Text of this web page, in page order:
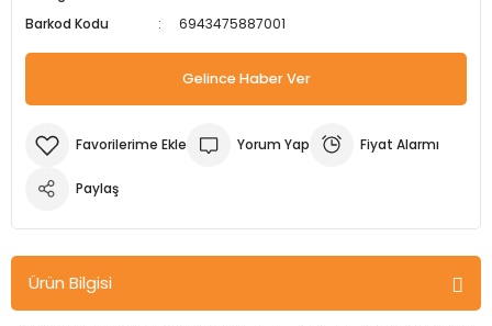
Köpek Elbiseleri
Köpek Kapıları
Köpek Kemikleri
Kedi Oyuncakları
Kedi Sağlık Ürünleri
Kedi Şampuanları
Ürünleri İşkenceler ve Mengeneler
Kargaburun
Lokma Takımları
Döşeme Çivi Zımba Çakma
Elektrikli Tornavidalar
Barkod Kodu
6943475887001
Gelince Haber Ver
Yorum Yap Fiyat Alarmı
Paylaş
Ürün Bilgisi